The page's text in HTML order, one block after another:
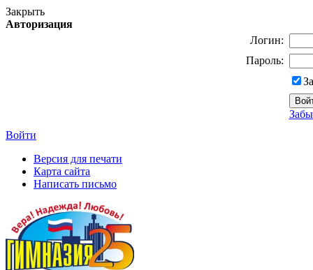
Закрыть
Авторизация
Логин:
Пароль:
Войти
Версия для печати
Карта сайта
Написать письмо